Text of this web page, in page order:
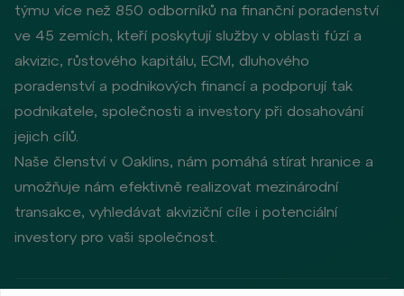
týmu více než 850 odborníků na finanční poradenství
ve 45 zemích, kteří poskytují služby v oblasti fúzí a
akvizic, růstového kapitálu, ECM, dluhového
poradenství a podnikových financí a podporují tak
podnikatele, společnosti a investory při dosahování
jejich cílů.
Naše členství v Oaklins, nám pomáhá stírat hranice a
umožňuje nám efektivně realizovat mezinárodní
transakce, vyhledávat akviziční cíle i potenciální
investory pro vaši společnost.